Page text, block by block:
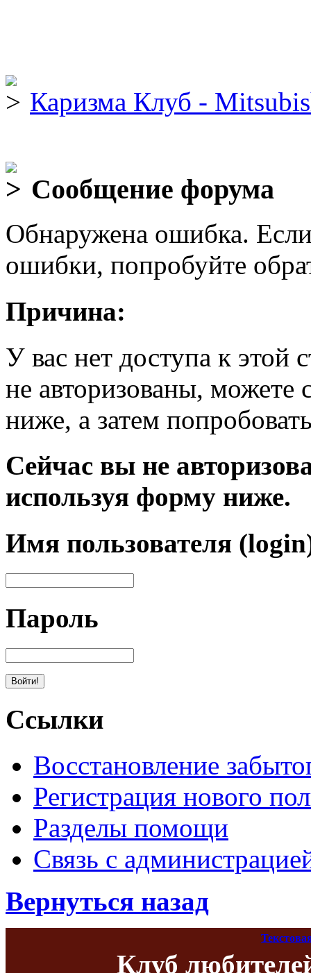
Каризма Клуб -
Сообщение форума
Обнаружена ошибка.
ошибки, попробуйте
Причина:
У вас нет доступа к
не авторизованы, можете
ниже, а затем
Сейчас вы не
используя форму ниже.
Имя пользователя
Пароль
Ссылки
Восстановление
Регистрация нового
Разделы помощи
Связь с
Вернуться назад
Клуб